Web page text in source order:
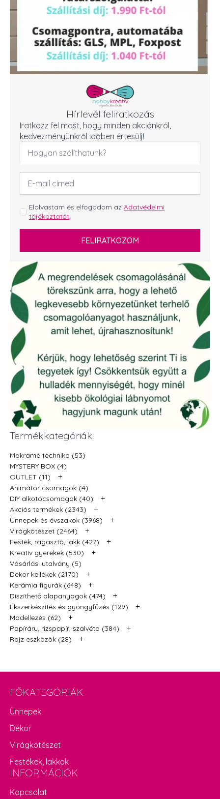
Hírlevél feliratkozás
Iratkozz fel most, hogy minden akciónkról,
kedvezményünkről időben értesülj!
Név
Email
cím
GDPR
*
Elolvastam és elfogadom az Adatvédelmi
tájékoztatót.
FELIRATKOZOM
Termékkategóriák:
Makramé technika (53)
MYSTERY BOX (4)
OUTLET (11)
+
Animátor csomagok (4)
DIY alkotócsomagok (40)
+
Akciós termékek (2343) +
Ünnepek és évszakok (3968) +
Virágkötészet (2464) +
Festék, ragasztó, lakk (427) +
Kreatív gyerekek (530) +
Vásárlási utalvány (5)
Dekor kellékek (2170)
+
Kerámia figurák (648) +
Díszíthető alapanyagok (474) +
Ékszerkészítés és gyöngyfűzés (129) +
Modellezés (62) +
Papíráru, rizspapír, szalvéta (384) +
Rajz eszközök (28) +
FŐKATEGÓRIÁK
Ünnepek
Dekor
Virágkötészet
Festékek, lakkok
INFORMÁCIÓK
Kapcsolat